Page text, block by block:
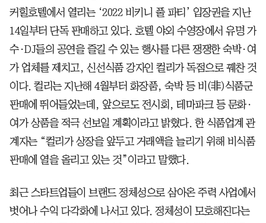
커힐호텔에서 열리는 ‘2022 비키니 풀 파티’ 입장권을 지난
14일부터 단독 판매하고 있다. 호텔 야외 수영장에서 유명 가
수·DJ들의 공연을 즐길 수 있는 행사를 다른 쟁쟁한 숙박·여
가 업체를 제치고, 신선식품 강자인 컬리가 독점으로 꿰찬 것
이다. 컬리는 지난해 4월부터 화장품, 숙박 등 비(非)식품군
판매에 뛰어들었는데, 앞으로도 전시회, 테마파크 등 문화·
여가 상품을 적극 선보일 계획이라고 밝혔다. 한 식품업계 관
계자는 “컬리가 상장을 앞두고 거래액을 늘리기 위해 비식품
판매에 열을 올리고 있는 것”이라고 말했다.
최근 스타트업들이 브랜드 정체성으로 삼아온 주력 사업에서
벗어나 수익 다각화에 나서고 있다. 정체성이 모호해진다는